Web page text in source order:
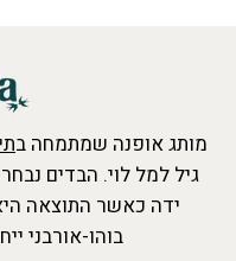
מותג אופנה שמתמחה ב
גיל למל לוי. הבדים
ידה כאשר התוצאה
בוהו-אורבני